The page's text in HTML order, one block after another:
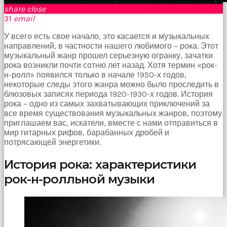
Bir
süre
sessizce
onu
izliyordum
fakat
benim
onu
izlediğimi
fark
etti
altyazılı
porno
Amı
cayır
cayır
yanıyor
olduğu
için
beni
share close
31 email
У всего есть свое начало, это касается и музыкальных
направлений, в частности нашего любимого – рока. Этот
музыкальный жанр прошел серьезную огранку, зачатки
рока возникли почти сотню лет назад. Хотя термин «рок-
н-ролл» появился только в начале 1950-х годов,
некоторые следы этого жанра можно было проследить в
блюзовых записях периода 1920-1930-х годов. История
рока – одно из самых захватывающих приключений за
все время существования музыкальных жанров, поэтому
приглашаем вас, искатели, вместе с нами отправиться в
мир гитарных рифов, барабанных дробей и
потрясающей энергетики.
История рока: характеристики
рок-н-ролльной музыки